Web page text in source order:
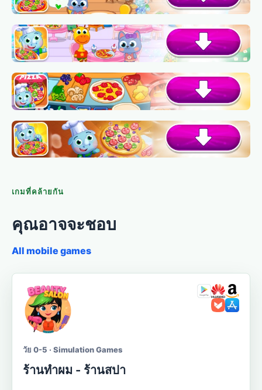
เกมที่คล้ายกัน
คุณอาจจะชอบ
All mobile games
วัย 0-5 · Simulation Games
ร้านทำผม - ร้านสปา